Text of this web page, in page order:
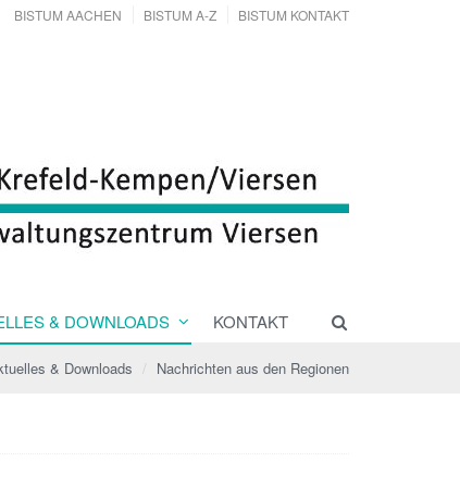
BISTUM AACHEN BISTUM A-Z BISTUM KONTAKT
& DOWNLOADS KONTAKT
& Downloads Nachrichten aus den Regionen